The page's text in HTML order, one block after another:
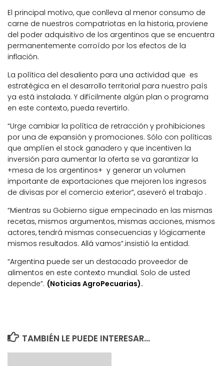
El principal motivo, que conlleva al menor consumo de
carne de nuestros compatriotas en la historia, proviene
del poder adquisitivo de los argentinos que se encuentra
permanentemente corroído por los efectos de la
inflación.
La política del desaliento para una actividad que es
estratégica en el desarrollo territorial para nuestro país
ya está instalada. Y difícilmente algún plan o programa
en este contexto, pueda revertirlo.
“Urge cambiar la política de retracción y prohibiciones
por una de expansión y promociones. Sólo con políticas
que amplíen el stock ganadero y que incentiven la
inversión para aumentar la oferta se va garantizar la
+mesa de los argentinos+ y generar un volumen
importante de exportaciones que mejoren los ingresos
de divisas por el comercio exterior”, aseveró el trabajo .
“Mientras su Gobierno sigue empecinado en las mismas
recetas, mismos argumentos, mismas acciones, mismos
actores, tendrá mismas consecuencias y lógicamente
mismos resultados. Allá vamos”.insistió la entidad.
“Argentina puede ser un destacado proveedor de
alimentos en este contexto mundial. Solo de usted
depende”. (Noticias AgroPecuarias).
TAMBIÉN LE PUEDE INTERESAR...